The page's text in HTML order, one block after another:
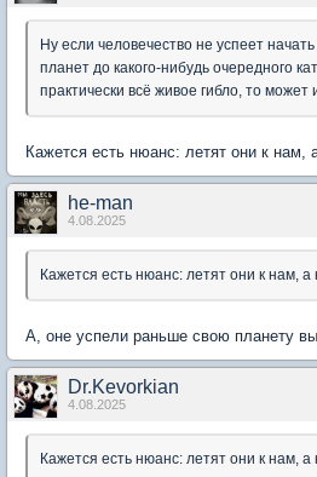
Ну если человечество не успеет
планет до какого-нибудь очередного
практически всё живое гибло, то может
Кажется есть нюанс: летят они к нам,
he-man
4.08.2025
Кажется есть нюанс: летят они к нам,
А, оне успели раньше свою планету
Dr.Kevorkian
4.08.2025
Кажется есть нюанс: летят они к нам,